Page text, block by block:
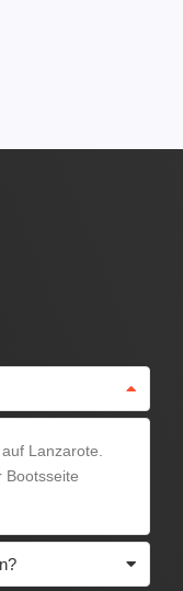
Lanzarote.
Bootsseite